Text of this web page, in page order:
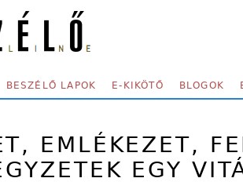
BESZÉLŐ LAPOK E-KIKÖTŐ BLOGOK
EMLÉKEZET,
EGY